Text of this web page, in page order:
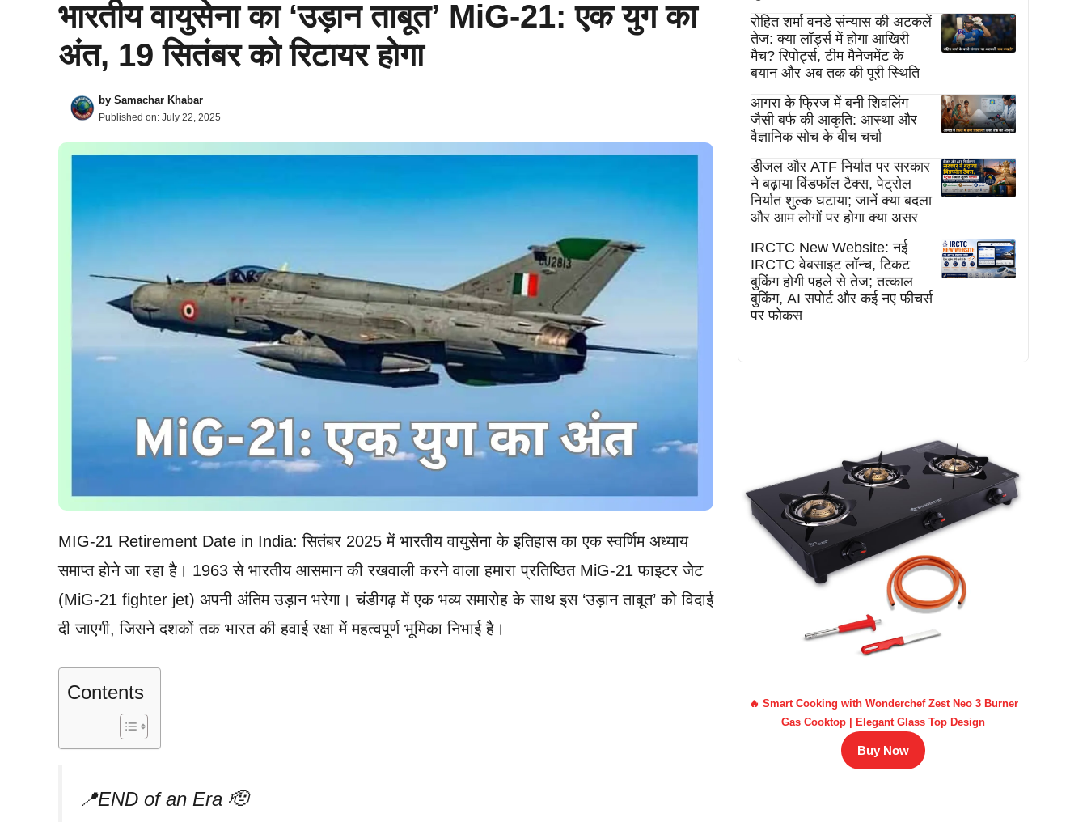
भारतीय वायुसेना का ‘उड़ान ताबूत’ MiG-21: एक युग का
अंत, 19 सितंबर को रिटायर होगा
by Samachar Khabar
Published on: July 22, 2025
MIG-21 Retirement Date in India: सितंबर 2025 में भारतीय वायुसेना के इतिहास का एक स्वर्णिम अध्याय
समाप्त होने जा रहा है। 1963 से भारतीय आसमान की रखवाली करने वाला हमारा प्रतिष्ठित MiG-21 फाइटर जेट
(MiG-21 fighter jet) अपनी अंतिम उड़ान भरेगा। चंडीगढ़ में एक भव्य समारोह के साथ इस ‘उड़ान ताबूत’ को विदाई
दी जाएगी, जिसने दशकों तक भारत की हवाई रक्षा में महत्वपूर्ण भूमिका निभाई है।
Contents
📍END of an Era 🫡
रोहित शर्मा वनडे संन्यास की अटकलें
तेज: क्या लॉर्ड्स में होगा आखिरी
मैच? रिपोर्ट्स, टीम मैनेजमेंट के
बयान और अब तक की पूरी स्थिति
आगरा के फ्रिज में बनी शिवलिंग
जैसी बर्फ की आकृति: आस्था और
वैज्ञानिक सोच के बीच चर्चा
डीजल और ATF निर्यात पर सरकार
ने बढ़ाया विंडफॉल टैक्स, पेट्रोल
निर्यात शुल्क घटाया; जानें क्या बदला
और आम लोगों पर होगा क्या असर
IRCTC New Website: नई
IRCTC वेबसाइट लॉन्च, टिकट
बुकिंग होगी पहले से तेज; तत्काल
बुकिंग, AI सपोर्ट और कई नए फीचर्स
पर फोकस
🔥 Smart Cooking with Wonderchef Zest Neo 3 Burner
Gas Cooktop | Elegant Glass Top Design
Buy Now